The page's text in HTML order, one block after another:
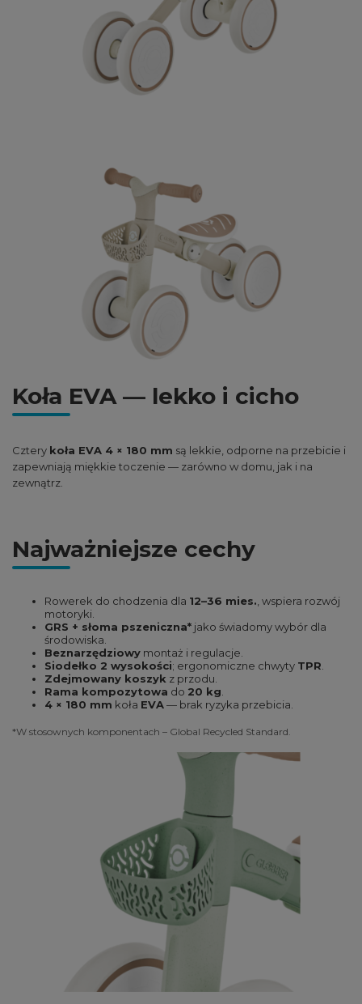
Koła EVA — lekko i cicho
Cztery koła EVA 4 × 180 mm są lekkie, odporne na przebicie i
zapewniają miękkie toczenie — zarówno w domu, jak i na
zewnątrz.
Najważniejsze cechy
Rowerek do chodzenia dla 12–36 mies., wspiera rozwój
motoryki.
GRS + słoma pszeniczna* jako świadomy wybór dla
środowiska.
Beznarzędziowy montaż i regulacje.
Siodełko 2 wysokości; ergonomiczne chwyty TPR.
Zdejmowany koszyk z przodu.
Rama kompozytowa do 20 kg.
4 × 180 mm koła EVA— brak ryzyka przebicia.
*W stosownych komponentach – Global Recycled Standard.